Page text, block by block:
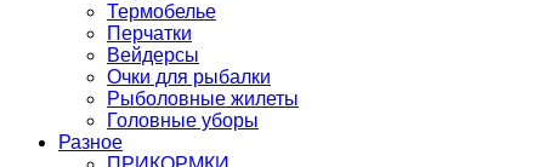
Термобелье
Перчатки
Вейдерсы
Очки для рыбалки
Рыболовные жилеты
Головные уборы
Разное